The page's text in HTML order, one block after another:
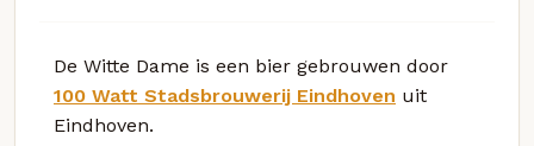
De Witte Dame is een bier gebrouwen door
100 Watt Stadsbrouwerij Eindhoven uit
Eindhoven.